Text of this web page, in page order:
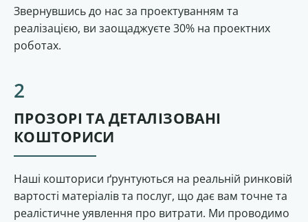
Звернувшись до нас за проектуванням та
реалізацією, ви заощаджуєте 30% на проектних
роботах.
ПРОЗОРІ ТА ДЕТАЛІЗОВАНІ
КОШТОРИСИ
Наші кошториси ґрунтуються на реальній ринковій
вартості матеріалів та послуг, що дає вам точне та
реалістичне уявлення про витрати. Ми проводимо